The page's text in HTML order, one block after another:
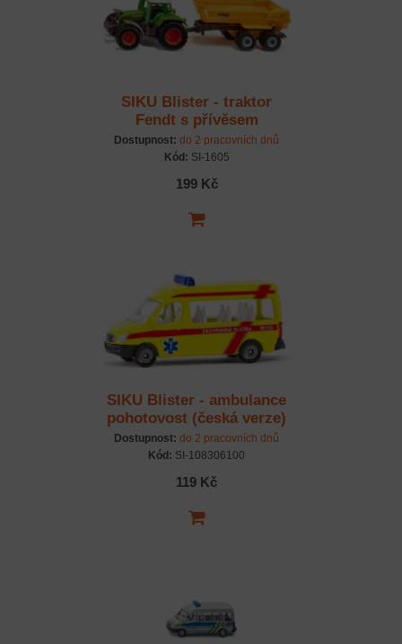
SIKU Blister - traktor
Fendt s přívěsem
Krampe
Dostupnost: do 2 pracovních dnů
Kód: SI-1605
199 Kč
SIKU Blister - ambulance
pohotovost (česká verze)
1:50
Dostupnost: do 2 pracovních dnů
Kód: SI-108306100
119 Kč